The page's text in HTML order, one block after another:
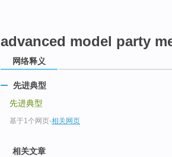
advanced model party
网络释义
先进典型
先进典型
基于1个网页-相关网页
相关文章